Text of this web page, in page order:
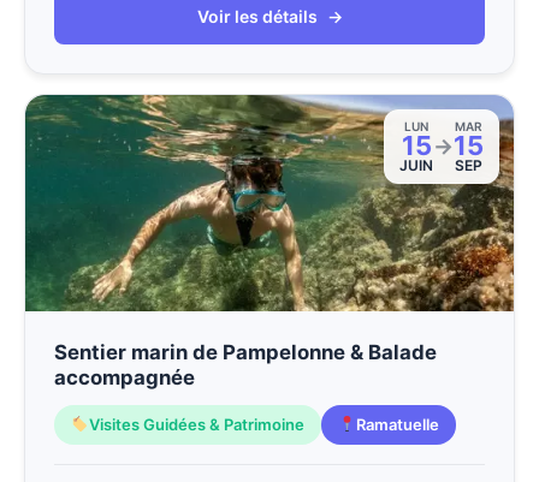
Voir les détails →
LUN
15
JUIN
→
MAR
15
SEP
Sentier marin de Pampelonne & Balade
accompagnée
Visites Guidées & Patrimoine Ramatuelle